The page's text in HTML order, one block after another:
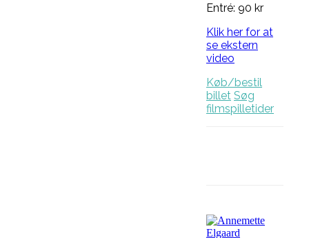
Entré: 90 kr
Klik her for at
se ekstern
video
Køb/bestil
billet Søg
filmspilletider